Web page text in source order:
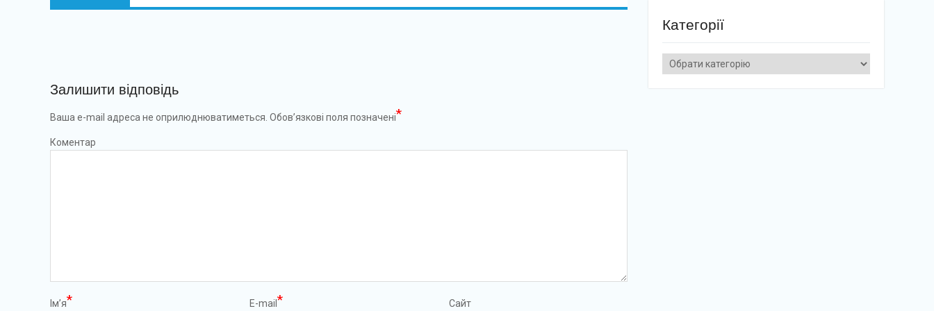
Залишити відповідь
Ваша e-mail адреса не оприлюднюватиметься. Обов’язкові поля позначені*
Коментар
Ім’я* E-mail * Сайт
Категорії
Категорії